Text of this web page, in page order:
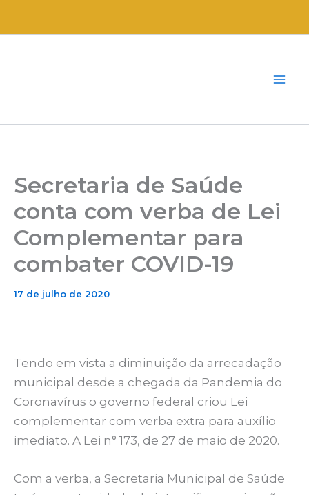
Secretaria de Saúde
conta com verba de Lei
Complementar para
combater COVID-19
17 de julho de 2020
Tendo em vista a diminuição da arrecadação
municipal desde a chegada da Pandemia do
Coronavírus o governo federal criou Lei
complementar com verba extra para auxílio
imediato. A Lei n° 173, de 27 de maio de 2020.
Com a verba, a Secretaria Municipal de Saúde